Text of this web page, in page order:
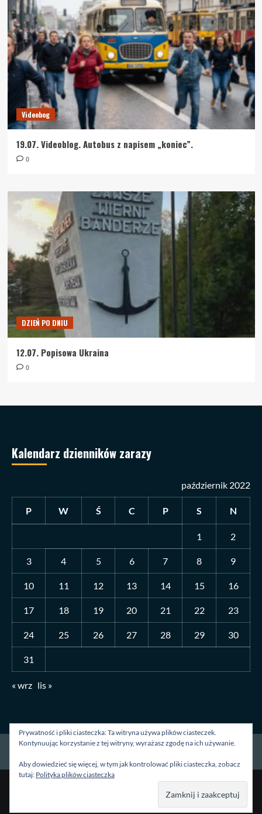
Videobog
19.07. Videoblog. Autobus z napisem „koniec”.
0
DZIEŃ PO DNIU
12.07. Popisowa Ukraina
0
Kalendarz dzienników zarazy
październik 2022
P W Ś C P S N
1 2
3 4 5 6 7 8 9
10 11 12 13 14 15 16
17 18 19 20 21 22 23
24 25 26 27 28 29 30
31
« wrz lis »
Strona główna O mnie Blog Kontakt
Prywatność i pliki ciasteczka: Ta witryna używa plików ciasteczek.
Kontynuując korzystanie z tej witryny, wyrażasz zgodę na ich używanie.
Aby dowiedzieć się więcej, w tym jak kontrolować pliki ciasteczka, zobacz
tutaj: Polityka plików ciasteczka